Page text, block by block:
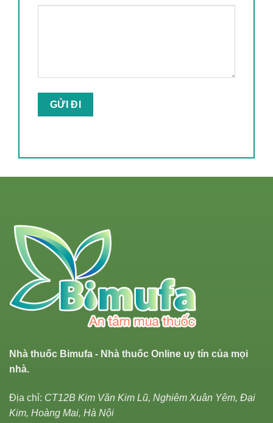
Nhà thuốc Bimufa - Nhà thuốc Online uy tín của mọi
nhà.
Địa chỉ: CT12B Kim Văn Kim Lũ, Nghiêm Xuân Yêm, Đại
Kim, Hoàng Mai, Hà Nội